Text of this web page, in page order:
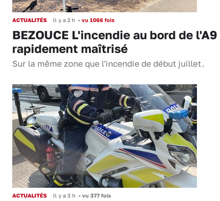
ACTUALITÉS Il y a 2 h • vu 1066 fois
BEZOUCE L'incendie au bord de l'A9
rapidement maîtrisé
Sur la même zone que l'incendie de début juillet.
ACTUALITÉS Il y a 3 h • vu 377 fois